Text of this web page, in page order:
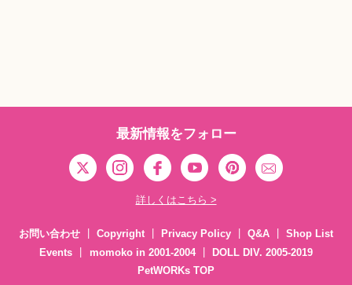
最新情報をフォロー
詳しくはこちら >
お問い合わせ Copyright Privacy Policy Q&A
Shop List
Events
momoko in 2001-2004
DOLL DIV. 2005-2019
PetWORKs TOP